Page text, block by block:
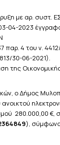
με αρ. συστ.
04-2023
παρ. 4 του ν.
30-06-2021).
της
ο Δήμος
280.000,00
), σύμφωνα